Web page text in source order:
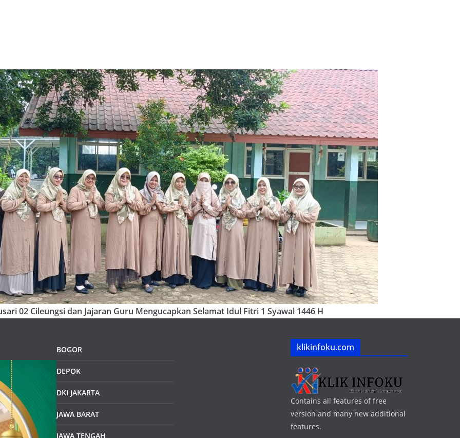
02 Cileungsi dan Jajaran Guru Mengucapkan Selamat Idul Fitri 1 Syawal 1446 H
BOGOR
DEPOK
DKI JAKARTA
JAWA BARAT
JAWA TENGAH
klikinfoku.com
Contains all features of free
version and many new additional
features.